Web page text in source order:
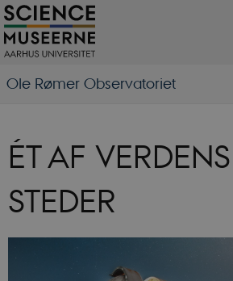
Ole Rømer Observatoriet
ÉT AF
STEDER